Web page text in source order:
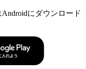
にダウンロード